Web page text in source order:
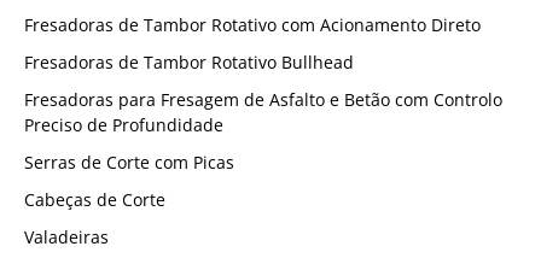
Fresadoras de Tambor Rotativo com Acionamento Direto
Fresadoras de Tambor Rotativo Bullhead
Fresadoras para Fresagem de Asfalto e Betão com Controlo
Preciso de Profundidade
Serras de Corte com Picas
Cabeças de Corte
Valadeiras